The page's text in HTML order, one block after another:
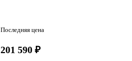
Последняя цена
201 590 ₽